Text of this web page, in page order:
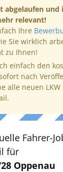
abgelaufen und
relevant!
Ihre
Sie wirklich
zu Ihnen!
einfach den
nach
alle neuen LKW
Fahrer-
für
Oppenau